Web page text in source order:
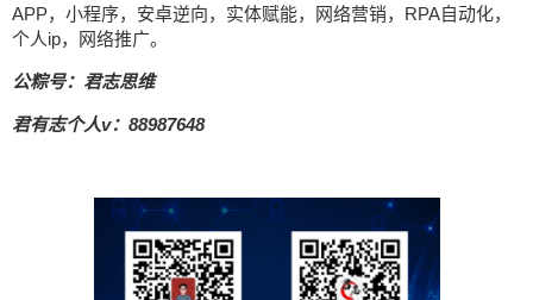
APP，小程序，安卓逆向，实体赋能，网络营销，RPA自动化，
个人ip，网络推广。
公粽号：君志思维
君有志个人v：88987648